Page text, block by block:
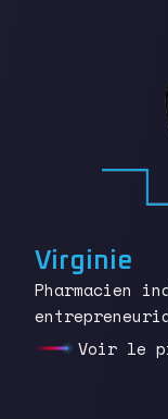
Virginie
Pharmacien
Voir le